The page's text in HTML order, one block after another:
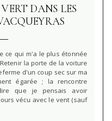
DANS LES
ce qui m'a le plus étonnée
la porte de la voiture
d'un coup sec sur ma
égarée ; la rencontre
que je pensais avoir
vécu avec le vent (sauf